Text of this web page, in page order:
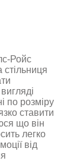
Ройс
по розміру
ставити
що він
легко
від